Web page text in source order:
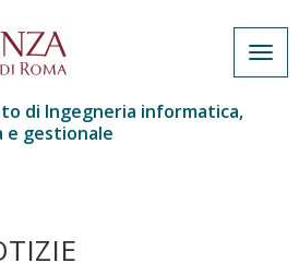
di Ingegneria informatica,
e gestionale